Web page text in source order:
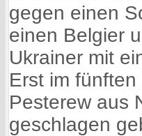
gegen einen
einen Belgier
Ukrainer mit
Erst im
Pesterew aus
geschlagen